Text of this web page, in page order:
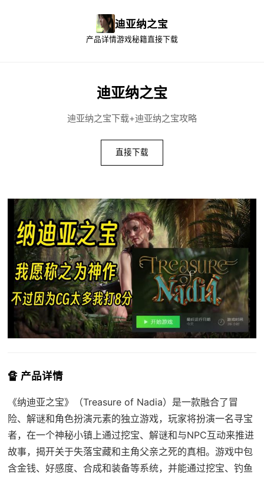
迪亚纳之宝
产品详情游戏秘籍直接下载
迪亚纳之宝
迪亚纳之宝下载+迪亚纳之宝攻略
直接下载
🔏 产品详情
《纳迪亚之宝》（Treasure of Nadia）是一款融合了冒
险、解谜和角色扮演元素的独立游戏，玩家将扮演一名寻宝
者，在一个神秘小镇上通过挖宝、解谜和与NPC互动来推进
故事，揭开关于失落宝藏和主角父亲之死的真相。游戏中包
含金钱、好感度、合成和装备等系统，并能通过挖宝、钓鱼